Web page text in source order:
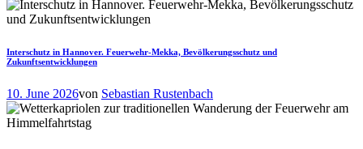
Interschutz in Hannover. Feuerwehr-Mekka, Bevölkerungsschutz und
Zukunftsentwicklungen
10. June 2026von Sebastian Rustenbach